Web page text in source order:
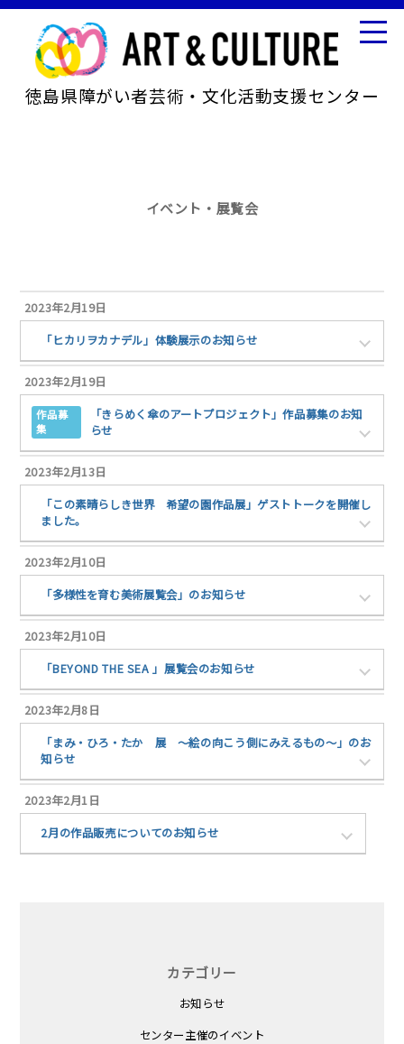
徳島県障がい者芸術・文化活動支援センター
イベント・展覧会
2023年2月19日
「ヒカリヲカナデル」体験展示のお知らせ
2023年2月19日
作品募
集
「きらめく傘のアートプロジェクト」作品募集のお知
らせ
2023年2月13日
「この素晴らしき世界 希望の園作品展」ゲストトークを開催し
ました。
2023年2月10日
「多様性を育む美術展覧会」のお知らせ
2023年2月10日
「BEYOND THE SEA 」展覧会のお知らせ
2023年2月8日
「まみ・ひろ・たか 展 ～絵の向こう側にみえるもの～」のお
知らせ
2023年2月1日
2月の作品販売についてのお知らせ
カテゴリー
お知らせ
センター主催のイベント